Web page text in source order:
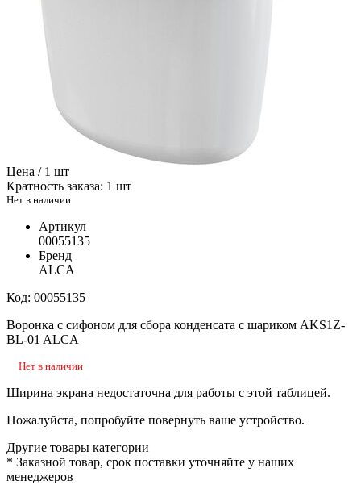
Цена / 1 шт
Кратность заказа: 1 шт
Нет в наличии
Артикул
00055135
Бренд
ALCA
Код: 00055135
Воронка с сифоном для сбора конденсата с шариком AKS1Z-
BL-01 ALCA
Нет в наличии
Ширина экрана недостаточна для работы с этой таблицей.
Пожалуйста, попробуйте повернуть ваше устройство.
Другие товары категории
* Заказной товар, срок поставки уточняйте у наших
менеджеров